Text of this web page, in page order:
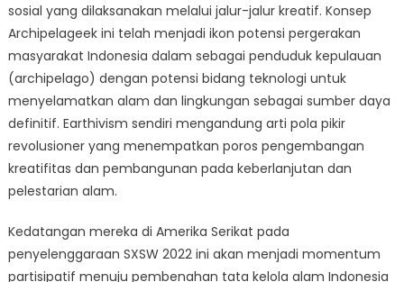
sosial yang dilaksanakan melalui jalur-jalur kreatif. Konsep
Archipelageek ini telah menjadi ikon potensi pergerakan
masyarakat Indonesia dalam sebagai penduduk kepulauan
(archipelago) dengan potensi bidang teknologi untuk
menyelamatkan alam dan lingkungan sebagai sumber daya
definitif. Earthivism sendiri mengandung arti pola pikir
revolusioner yang menempatkan poros pengembangan
kreatifitas dan pembangunan pada keberlanjutan dan
pelestarian alam.
Kedatangan mereka di Amerika Serikat pada
penyelenggaraan SXSW 2022 ini akan menjadi momentum
partisipatif menuju pembenahan tata kelola alam Indonesia